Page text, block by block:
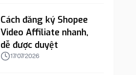
Cách đăng ký Shopee
Video Affiliate nhanh,
dễ được duyệt
17/07/2026